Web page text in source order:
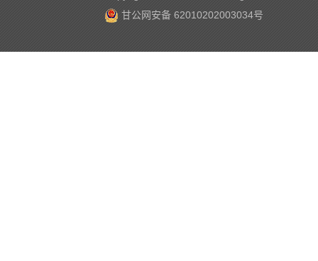
甘公网安备 62010202003034号